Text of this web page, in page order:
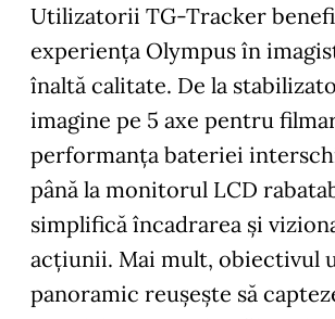
Utilizatorii TG-Tracker
experienţa Olympus în
înaltă calitate. De la
imagine pe 5 axe pentru
performanţa bateriei
până la monitorul LCD
simplifică încadrarea şi
acţiunii. Mai mult, obiectivul
panoramic reuşeşte să